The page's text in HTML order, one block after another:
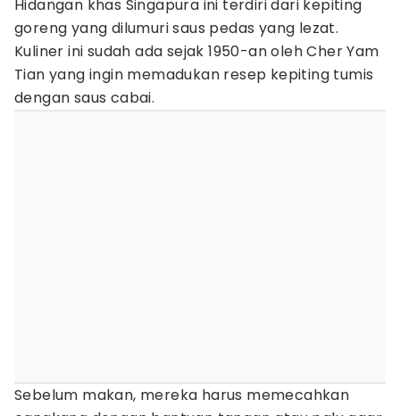
Hidangan khas Singapura ini terdiri dari kepiting
goreng yang dilumuri saus pedas yang lezat.
Kuliner ini sudah ada sejak 1950-an oleh Cher Yam
Tian yang ingin memadukan resep kepiting tumis
dengan saus cabai.
Sebelum makan, mereka harus memecahkan